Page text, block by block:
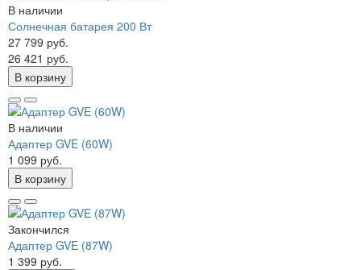
В наличии
Солнечная батарея 200 Вт
27 799 руб.
26 421 руб.
В корзину
В наличии
Адаптер GVE (60W)
1 099 руб.
В корзину
Закончился
Адаптер GVE (87W)
1 399 руб.